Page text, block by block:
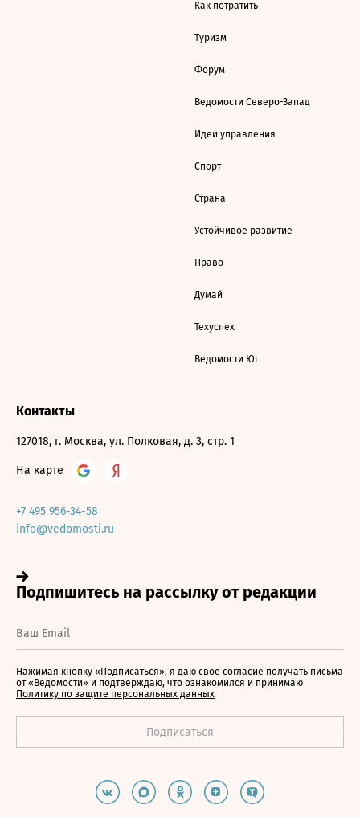
Как потратить
Туризм
Форум
Ведомости Северо-Запад
Идеи управления
Спорт
Страна
Устойчивое развитие
Право
Думай
Техуспех
Ведомости Юг
Контакты
127018, г. Москва, ул. Полковая, д. 3, стр. 1
На карте
+7 495 956-34-58
info@vedomosti.ru
Нажимая кнопку «Подписаться», я даю свое согласие получать письма
от «Ведомости» и подтверждаю, что ознакомился и принимаю
Политику по защите персональных данных